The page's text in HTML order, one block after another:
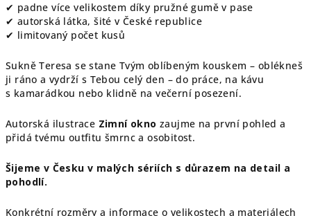
✔ padne více velikostem díky pružné gumě v pase
✔ autorská látka, šité v České republice
✔ limitovaný počet kusů
Sukně Teresa se stane Tvým oblíbeným kouskem – oblékneš
ji ráno a vydrží s Tebou celý den – do práce, na kávu
s kamarádkou nebo klidně na večerní posezení.
Autorská ilustrace Zimní okno zaujme na první pohled a
přidá tvému outfitu šmrnc a osobitost.
Šijeme v Česku v malých sériích s důrazem na detail a
pohodlí.
Konkrétní rozměry a informace o velikostech a materiálech